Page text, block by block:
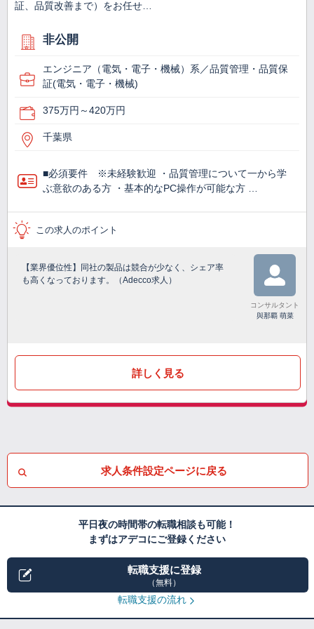
証、品質改善まで）をお任せ…
非公開
エンジニア（電気・電子・機械）系／品質管理・品質保
証(電気・電子・機械)
375万円～420万円
千葉県
■必須要件 ※未経験歓迎 ・品質管理について一から学
ぶ意欲のある方 ・基本的なPC操作が可能な方 …
この求人のポイント
【業界優位性】同社の製品は競合が少なく、シェア率
も高くなっております。（Adecco求人）
コンサルタント
與那覇 萌菜
詳しく見る
求人条件設定ページに戻る
平日夜の時間帯の転職相談も可能！
まずはアデコにご登録ください
転職支援に登録
（無料）
転職支援の流れ